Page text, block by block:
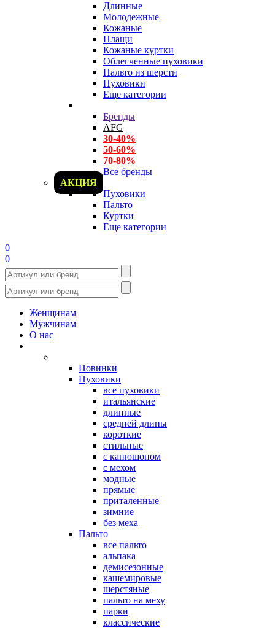
Длинные
Молодежные
Кожаные
Плащи
Кожаные куртки
Облегченные пуховики
Пальто из шерсти
Пуховики
Еще категории
Бренды
AFG
30-40%
50-60%
70-80%
Все бренды
АКЦИЯ
Пуховики
Пальто
Куртки
Еще категории
0
0
Женщинам
Мужчинам
О нас
Новинки
Пуховики
все пуховики
итальянские
длинные
средней длины
короткие
стильные
с капюшоном
с мехом
модные
прямые
приталенные
зимние
без меха
Пальто
все пальто
альпака
демисезонные
кашемировые
шерстяные
пальто на меху
парки
классические